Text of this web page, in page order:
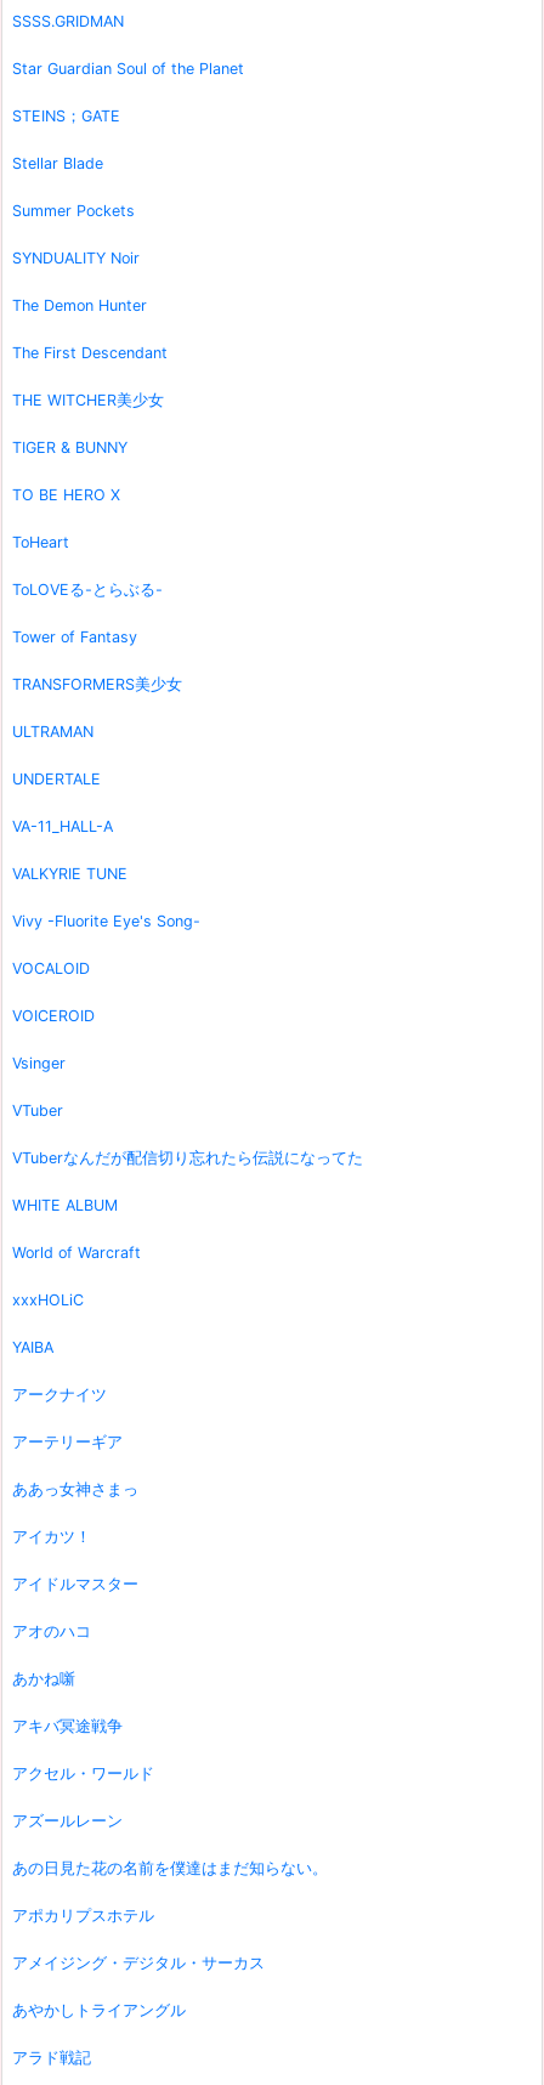
SSSS.GRIDMAN
Star Guardian Soul of the Planet
STEINS；GATE
Stellar Blade
Summer Pockets
SYNDUALITY Noir
The Demon Hunter
The First Descendant
THE WITCHER美少女
TIGER & BUNNY
TO BE HERO X
ToHeart
ToLOVEる-とらぶる-
Tower of Fantasy
TRANSFORMERS美少女
ULTRAMAN
UNDERTALE
VA-11_HALL-A
VALKYRIE TUNE
Vivy -Fluorite Eye's Song-
VOCALOID
VOICEROID
Vsinger
VTuber
VTuberなんだが配信切り忘れたら伝説になってた
WHITE ALBUM
World of Warcraft
xxxHOLiC
YAIBA
アークナイツ
アーテリーギア
ああっ女神さまっ
アイカツ！
アイドルマスター
アオのハコ
あかね噺
アキバ冥途戦争
アクセル・ワールド
アズールレーン
あの日見た花の名前を僕達はまだ知らない。
アポカリプスホテル
アメイジング・デジタル・サーカス
あやかしトライアングル
アラド戦記